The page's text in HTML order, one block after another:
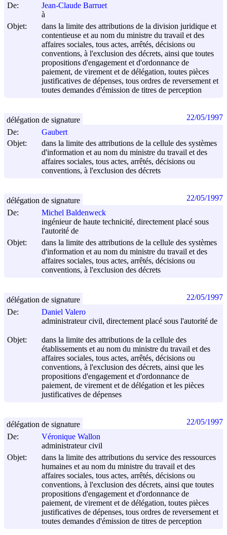
De:
Jean-Claude Barruet
à
Objet:
dans la limite des attributions de la division juridique et
contentieuse et au nom du ministre du travail et des
affaires sociales, tous actes, arrêtés, décisions ou
conventions, à l'exclusion des décrets, ainsi que toutes
propositions d'engagement et d'ordonnance de
paiement, de virement et de délégation, toutes pièces
justificatives de dépenses, tous ordres de reversement et
toutes demandes d'émission de titres de perception
De:
Gaubert
Objet:
dans la limite des attributions de la cellule des systèmes
d'information et au nom du ministre du travail et des
affaires sociales, tous actes, arrêtés, décisions ou
conventions, à l'exclusion des décrets
délégation de signature 22/05/1997
De:
Michel Baldenweck
ingénieur de haute technicité, directement placé sous
l'autorité de
Objet:
dans la limite des attributions de la cellule des systèmes
d'information et au nom du ministre du travail et des
affaires sociales, tous actes, arrêtés, décisions ou
conventions, à l'exclusion des décrets
délégation de signature 22/05/1997
De:
Daniel Valero
administrateur civil, directement placé sous l'autorité de
Objet:
dans la limite des attributions de la cellule des
établissements et au nom du ministre du travail et des
affaires sociales, tous actes, arrêtés, décisions ou
conventions, à l'exclusion des décrets, ainsi que les
propositions d'engagement et d'ordonnance de
paiement, de virement et de délégation et les pièces
justificatives de dépenses
délégation de signature 22/05/1997
De:
Véronique Wallon
administrateur civil
Objet:
dans la limite des attributions du service des ressources
humaines et au nom du ministre du travail et des
affaires sociales, tous actes, arrêtés, décisions ou
conventions, à l'exclusion des décrets, ainsi que toutes
propositions d'engagement et d'ordonnance de
paiement, de virement et de délégation, toutes pièces
justificatives de dépenses, tous ordres de reversement et
toutes demandes d'émission de titres de perception
délégation de signature 22/05/1997